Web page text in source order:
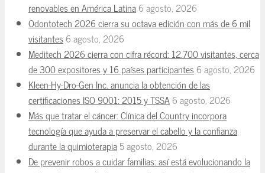
renovables en América Latina6 agosto, 2026
Odontotech 2026 cierra su octava edición con más de 6 mil
visitantes6 agosto, 2026
Meditech 2026 cierra con cifra récord: 12.700 visitantes, cerca
de 300 expositores y 16 países participantes6 agosto, 2026
Kleen-Hy-Dro-Gen Inc. anuncia la obtención de las
certificaciones ISO 9001: 2015 y TSSA6 agosto, 2026
Más que tratar el cáncer: Clínica del Country incorpora
tecnología que ayuda a preservar el cabello y la confianza
durante la quimioterapia5 agosto, 2026
De prevenir robos a cuidar familias: así está evolucionando la